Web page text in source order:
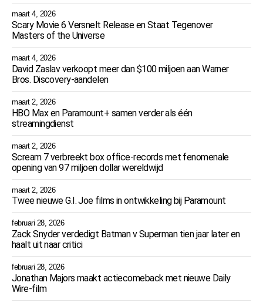
maart 4, 2026
Scary Movie 6 Versnelt Release en Staat Tegenover
Masters of the Universe
maart 4, 2026
David Zaslav verkoopt meer dan $100 miljoen aan Warner
Bros. Discovery-aandelen
maart 2, 2026
HBO Max en Paramount+ samen verder als één
streamingdienst
maart 2, 2026
Scream 7 verbreekt box office-records met fenomenale
opening van 97 miljoen dollar wereldwijd
maart 2, 2026
Twee nieuwe G.I. Joe films in ontwikkeling bij Paramount
februari 28, 2026
Zack Snyder verdedigt Batman v Superman tien jaar later en
haalt uit naar critici
februari 28, 2026
Jonathan Majors maakt actiecomeback met nieuwe Daily
Wire-film